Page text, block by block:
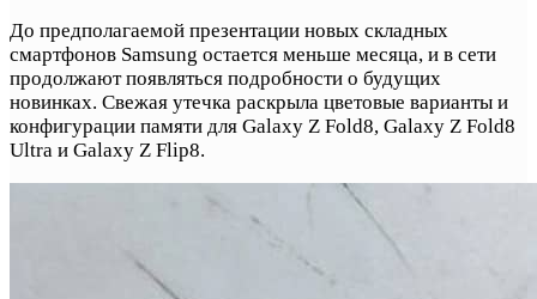
До предполагаемой презентации новых складных
смартфонов Samsung остается меньше месяца, и в сети
продолжают появляться подробности о будущих
новинках. Свежая утечка раскрыла цветовые варианты и
конфигурации памяти для Galaxy Z Fold8, Galaxy Z Fold8
Ultra и Galaxy Z Flip8.